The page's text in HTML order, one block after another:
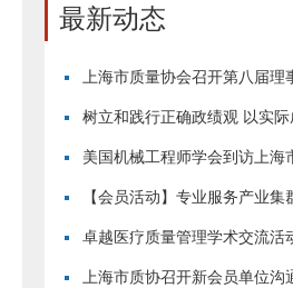
最新动态
上海市质量协会召开第八届
四次会议
树立和践行正确政绩观 以实
育成果
美国机械工程师学会到访上海
【会员活动】专业服务产业集
·恪守用户初心”现场交流活动
卓越医疗质量管理学术交流活
上海市质协召开新会员单位沟